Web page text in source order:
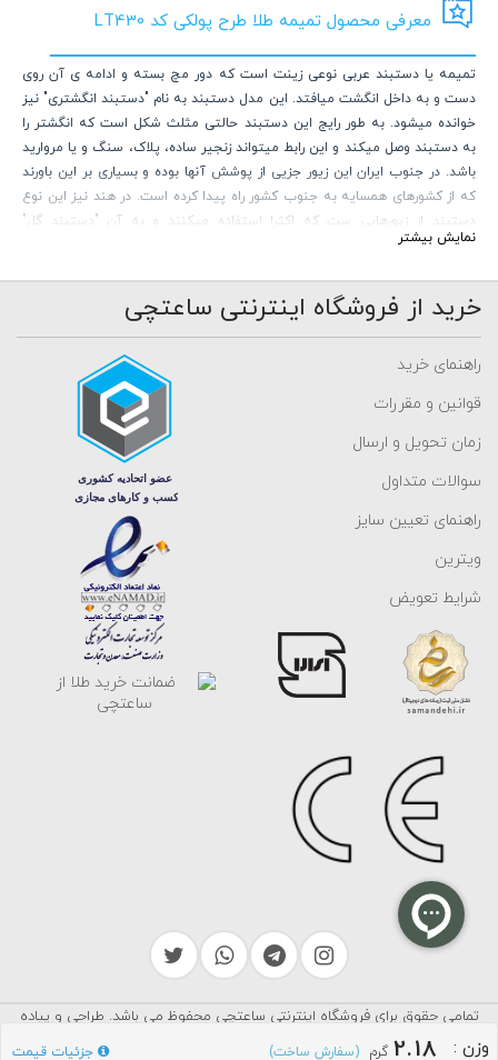
وزن :
2.18 گرم (سفارش ساخت) جزئیات قیمت
معرفی محصول تمیمه طلا طرح پولکی کد LT430
تمیمه یا دستبند عربی نوعی زینت است که دور مچ بسته و ادامه ی آن روی
دست و به داخل انگشت میافتد. این مدل دستبند به نام "دستبند انگشتری" نیز
خوانده میشود. به طور رایج این دستبند حالتی مثلث شکل است که انگشتر را
به دستبند وصل میکند و این رابط میتواند زنجیر ساده، پلاک، سنگ و یا مروارید
باشد. در جنوب ایران این زیور جزیی از پوشش آنها بوده و بسیاری بر این باورند
که از کشورهای همسایه به جنوب کشور راه پیدا کرده است. در هند نیز این نوع
دستبند از زیورهایی ست که اکثرا استفاده میکنند و به آن "دستبند گل"
میگویند. در این کشور این دستبند بیشتر با طراحی گل نیلوفر است که دلیل نام
امروزه این زیور طرفداران زیادی پیدا کرده و با انواع فلزات و حتی جواهر نیز
ساخته میشود.
نمایش بیشتر
خرید از فروشگاه اینترنتی ساعتچی
راهنمای خرید
قوانین و مقررات
زمان تحویل و ارسال
سوالات متداول
راهنمای تعیین سایز
ویترین
شرایط تعویض
تمامی حقوق برای فروشگاه اینترنتی ساعتچی محفوظ می باشد. طراحی و پیاده
سازی توسط